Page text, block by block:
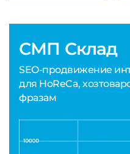
СМП Склад
SEO-продвижение
для HoReCa,
фразам